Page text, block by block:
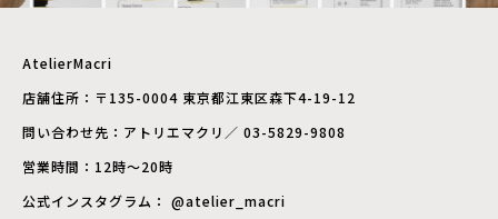
AtelierMacri​
店舗住所：〒135-0004 東京都江東区森下4-19-12
問い合わせ先：アトリエマクリ／ 03-5829-9808
営業時間：12時～20時
公式インスタグラム： @atelier_macri ​